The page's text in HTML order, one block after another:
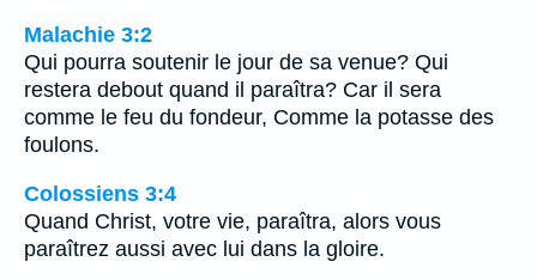
Malachie 3:2
Qui pourra soutenir le jour de sa venue? Qui
restera debout quand il paraîtra? Car il sera
comme le feu du fondeur, Comme la potasse des
foulons.
Colossiens 3:4
Quand Christ, votre vie, paraîtra, alors vous
paraîtrez aussi avec lui dans la gloire.